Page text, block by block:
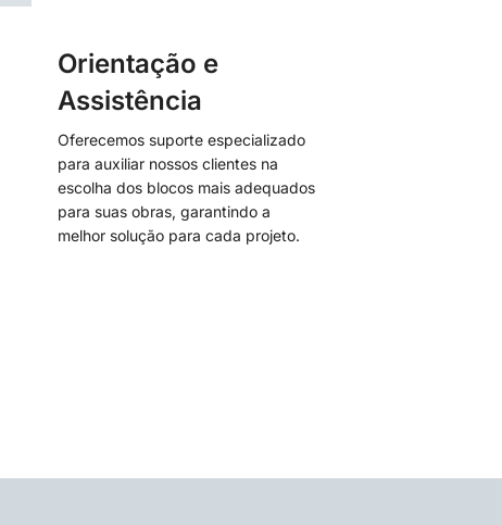
Orientação e
Assistência
Oferecemos suporte especializado
para auxiliar nossos clientes na
escolha dos blocos mais adequados
para suas obras, garantindo a
melhor solução para cada projeto.